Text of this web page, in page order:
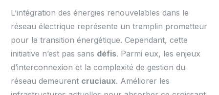
L’intégration des énergies renouvelables dans le
réseau électrique représente un tremplin prometteur
pour la transition énergétique. Cependant, cette
initiative n’est pas sans défis. Parmi eux, les enjeux
d’interconnexion et la complexité de gestion du
réseau demeurent cruciaux. Améliorer les